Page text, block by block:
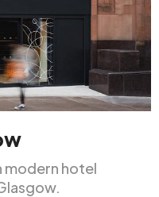
modern hotel